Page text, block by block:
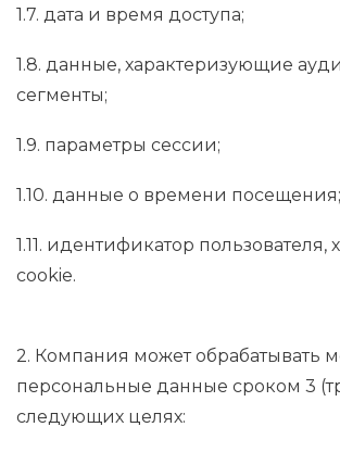
1.7. дата и время доступа;
1.8. данные, характеризующие
сегменты;
1.9. параметры сессии;
1.10. данные о времени посещения;
1.11. идентификатор
cookie.
2. Компания может обрабатывать
персональные данные сроком 3
следующих целях: